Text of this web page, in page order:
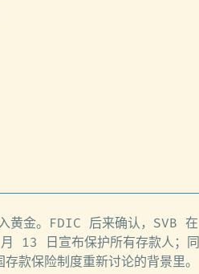
金。FDIC 后来确认，SVB 在
13 日宣布保护所有存款人；同
款保险制度重新讨论的背景里。